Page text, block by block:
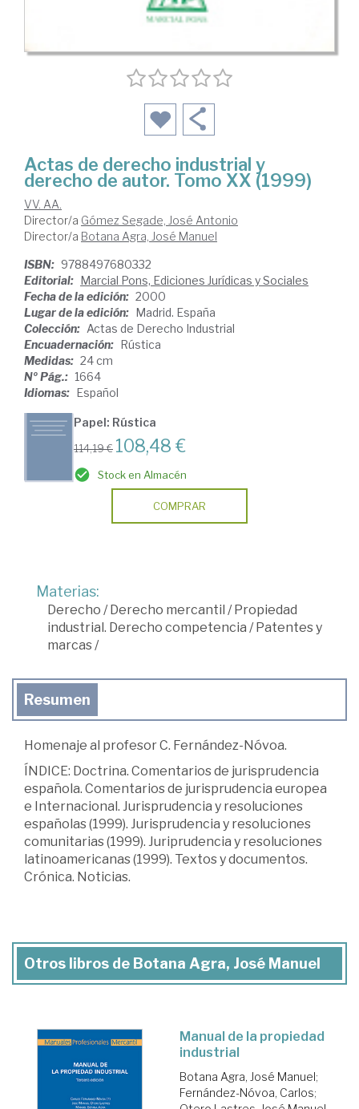
Actas de derecho industrial y
derecho de autor. Tomo XX (1999)
VV. AA.
Director/a Gómez Segade, José Antonio
Director/a Botana Agra, José Manuel
ISBN: 9788497680332
Editorial: Marcial Pons, Ediciones Jurídicas y Sociales
Fecha de la edición: 2000
Lugar de la edición: Madrid. España
Colección: Actas de Derecho Industrial
Encuadernación: Rústica
Medidas: 24 cm
Nº Pág.: 1664
Idiomas: Español
Papel: Rústica
114,19 € 108,48 €
Stock en Almacén
COMPRAR
Materias:
Derecho /Derecho mercantil /Propiedad
industrial. Derecho competencia /Patentes y
marcas/
Resumen
Homenaje al profesor C. Fernández-Nóvoa.
ÍNDICE: Doctrina. Comentarios de jurisprudencia
española. Comentarios de jurisprudencia europea
e Internacional. Jurisprudencia y resoluciones
españolas (1999). Jurisprudencia y resoluciones
comunitarias (1999). Juriprudencia y resoluciones
latinoamericanas (1999). Textos y documentos.
Crónica. Noticias.
Otros libros de Botana Agra, José Manuel
Manual de la propiedad
industrial
Botana Agra, José Manuel;
Fernández-Nóvoa, Carlos;